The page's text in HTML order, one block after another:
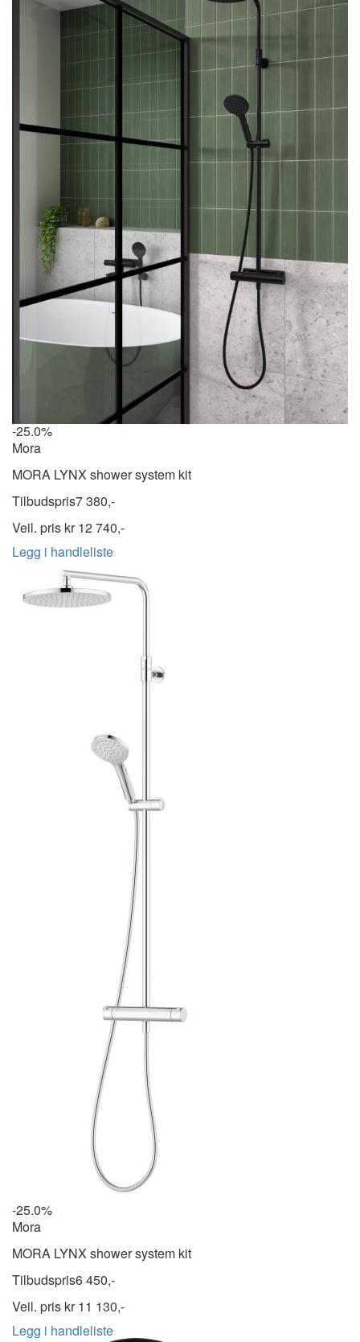
-25.0%
Mora
MORA LYNX shower system kit
Tilbudspris7 380,-
Veil. pris kr12 740,-
Legg i handleliste
-25.0%
Mora
MORA LYNX shower system kit
Tilbudspris6 450,-
Veil. pris kr11 130,-
Legg i handleliste